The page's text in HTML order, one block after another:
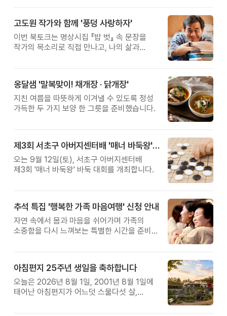
고도원 작가와 함께 '풍덩 사랑하자'
이번 북토크는 명상시집 『밥 벗』 속 문장을
작가의 목소리로 직접 만나고, 나의 삶과
옹달샘 '말복맞이! 채개장 · 닭개장'
지친 여름을 따뜻하게 이겨낼 수 있도록 정성
가득한 두 가지 보양 한 그릇을 준비했습니다.
제3회 서초구 아버지센터배 '매너 바둑왕' 대회
오는 9월 12일(토), 서초구 아버지센터배
제3회 '매너 바둑왕' 바둑 대회를 개최합니다.
추석 특집 '행복한 가족 마음여행' 신청 안내
자연 속에서 몸과 마음을 쉬어가며 가족의
소중함을 다시 느껴보는 특별한 시간을 준비해
아침편지 25주년 생일을 축하합니다
오늘은 2026년 8월 1일, 2001년 8월 1일에
태어난 아침편지가 어느덧 스물다섯 살,